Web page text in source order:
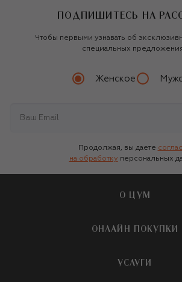
ПОДПИШИТЕСЬ НА
Чтобы первыми узнавать об
специальных
Женское
Продолжая, вы даете
на обработку персональных
О ЦУМ
О магазине
Бутики и ПВЗ ЦУМ
ОНЛАЙН ПОКУПКИ
УСЛУГИ